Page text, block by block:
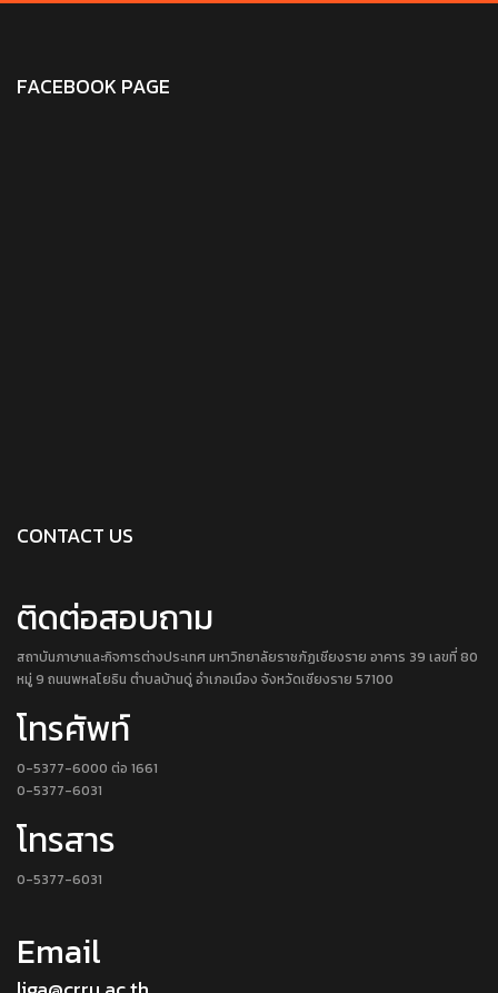
FACEBOOK PAGE
CONTACT US
ติดต่อสอบถาม
สถาบันภาษาและกิจการต่างประเทศ มหาวิทยาลัยราชภัฏเชียงราย อาคาร 39 เลขที่ 80
หมู่ 9 ถนนพหลโยธิน ตำบลบ้านดู่ อำเภอเมือง จังหวัดเชียงราย 57100
โทรศัพท์
0-5377-6000 ต่อ 1661
0-5377-6031
โทรสาร
0-5377-6031
Email